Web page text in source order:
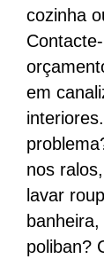
cozinha
em
nos
lavar
poliban?